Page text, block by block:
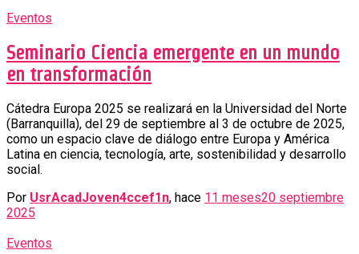
Eventos
Seminario Ciencia emergente en un mundo
en transformación
Cátedra Europa 2025 se realizará en la Universidad del Norte
(Barranquilla), del 29 de septiembre al 3 de octubre de 2025,
como un espacio clave de diálogo entre Europa y América
Latina en ciencia, tecnología, arte, sostenibilidad y desarrollo
social.
Por UsrAcadJoven4ccef1n, hace 11 meses20 septiembre
2025
Eventos